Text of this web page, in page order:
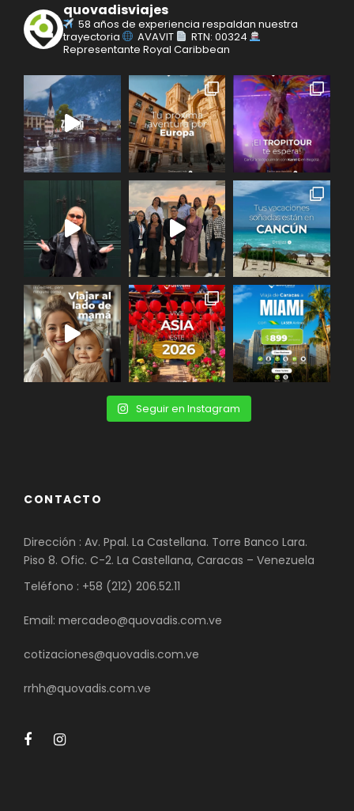
quovadisviajes
58 años de experiencia respaldan nuestra
trayectoria
AVAVIT
RTN: 00324
Representante Royal Caribbean
Seguir en Instagram
CONTACTO
Dirección : Av. Ppal. La Castellana. Torre Banco Lara.
Piso 8. Ofic. C-2. La Castellana, Caracas – Venezuela
Teléfono : +58 (212) 206.52.11
Email: mercadeo@quovadis.com.ve
cotizaciones@quovadis.com.ve
rrhh@quovadis.com.ve